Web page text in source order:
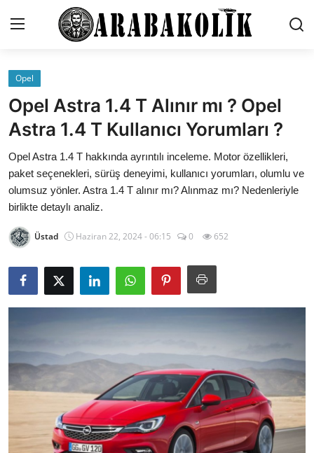
Genel
İletişim
Karşılaştırmalar
Testler
Markalar
Öneriler
Motosiklet
Paketler
Oto Bilgi
Opel
Opel Astra 1.4 T Alınır mı ? Opel
Astra 1.4 T Kullanıcı Yorumları ?
Opel Astra 1.4 T hakkında ayrıntılı inceleme. Motor özellikleri,
paket seçenekleri, sürüş deneyimi, kullanıcı yorumları, olumlu ve
olumsuz yönler. Astra 1.4 T alınır mı? Alınmaz mı? Nedenleriyle
birlikte detaylı analiz.
Üstad Haziran 22, 2024 - 06:15 0 652